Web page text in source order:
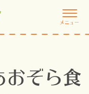
メニュー
おぞら食